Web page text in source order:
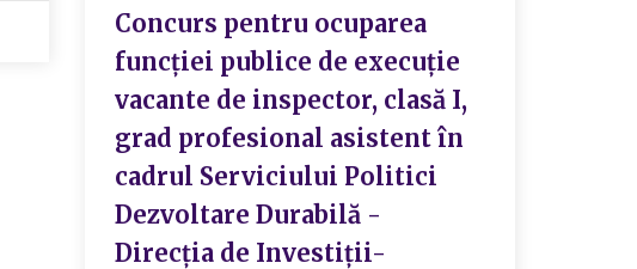
Concurs pentru ocuparea
funcției publice de execuție
vacante de inspector, clasă I,
grad profesional asistent în
cadrul Serviciului Politici
Dezvoltare Durabilă -
Direcția de Investiții-